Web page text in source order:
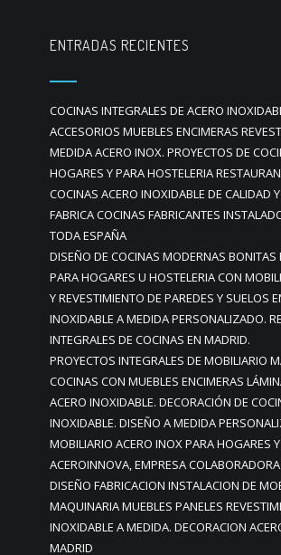
ENTRADAS RECIENTES
COCINAS INTEGRALES DE ACERO
ACCESORIOS MUEBLES ENCIMERAS
MEDIDA ACERO INOX. PROYECTOS DE
HOGARES Y PARA HOSTELERIA
COCINAS ACERO INOXIDABLE DE CALIDAD
FABRICA COCINAS FABRICANTES
TODA ESPAÑA
DISEÑO DE COCINAS MODERNAS BONITAS
PARA HOGARES U HOSTELERIA CON
Y REVESTIMIENTO DE PAREDES Y SUELOS
INOXIDABLE A MEDIDA PERSONALIZADO.
INTEGRALES DE COCINAS EN MADRID.
PROYECTOS INTEGRALES DE MOBILIARIO
COCINAS CON MUEBLES ENCIMERAS
ACERO INOXIDABLE. DECORACIÓN DE
INOXIDABLE. DISEÑO A MEDIDA
MOBILIARIO ACERO INOX PARA HOGARES
ACEROINNOVA, EMPRESA
DISEÑO FABRICACION INSTALACION DE
MAQUINARIA MUEBLES PANELES
INOXIDABLE A MEDIDA. DECORACION
MADRID